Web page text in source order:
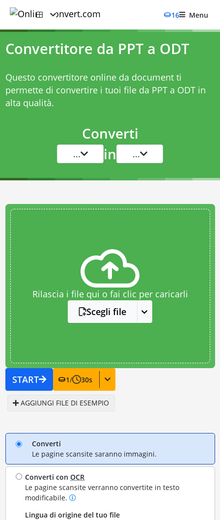
16 Menu
Convertitore da PPT a ODT
Questo convertitore online da document ti
permette di convertire i tuoi file da PPT a ODT in
alta qualità.
Converti
... in ...
Rilascia i file qui o fai clic per caricarli
Scegli file
START 1/ 30s
AGGIUNGI FILE DI ESEMPIO
Converti
Le pagine scansite saranno immagini.
Converti conOCR
Le pagine scansite verranno convertite in testo
modificabile.
Lingua di origine del tuo file